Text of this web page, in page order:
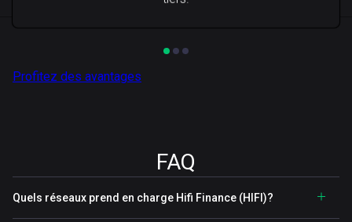
Profitez des avantages
FAQ
Quels réseaux prend en charge Hifi Finance (HIFI)?